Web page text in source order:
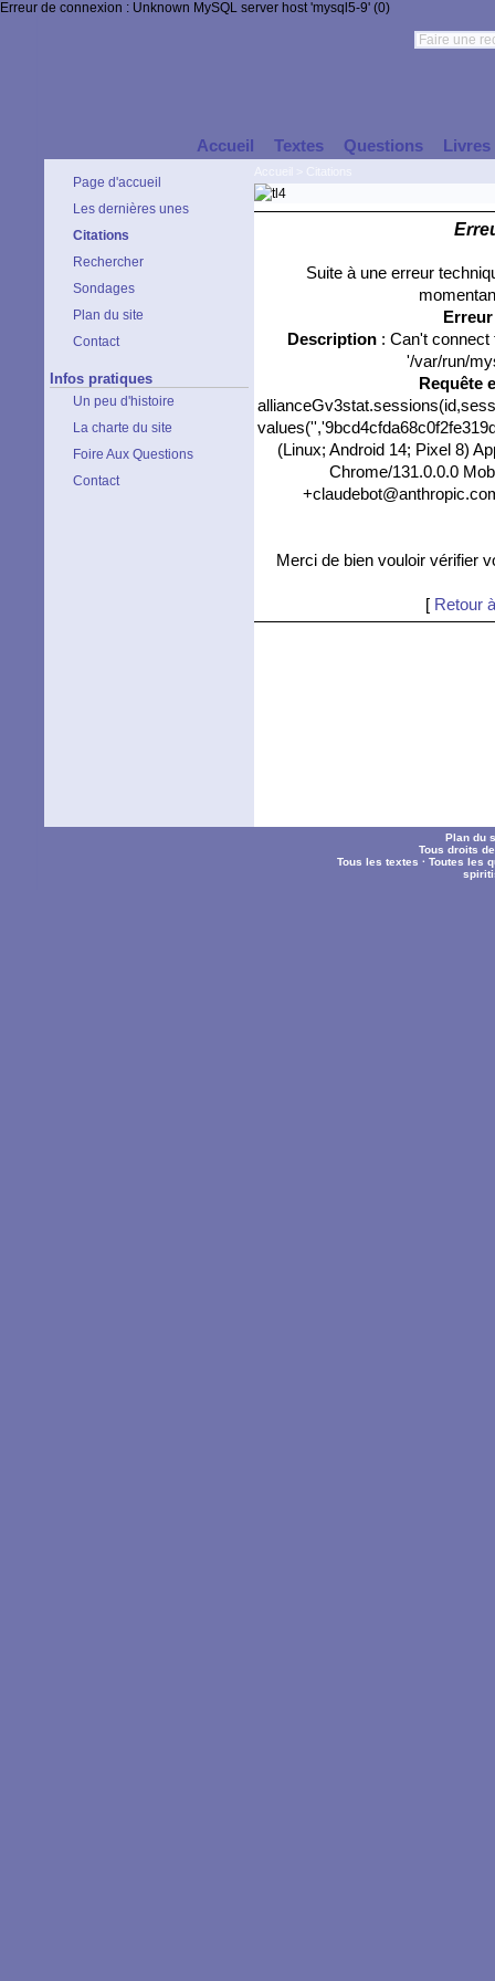
Erreur de connexion : Unknown MySQL server host 'mysql5-9' (0)
Accueil Textes Questions Livres
Page d'accueil
Les dernières unes
Citations
Rechercher
Sondages
Plan du site
Contact
Infos pratiques
Un peu d'histoire
La charte du site
Foire Aux Questions
Contact
Suite à une erreur
Description: Can't connect
'/var/run/
Requête
(Linux; Android 14; Pixel 8)
Chrome/131.0.0.0
Merci de bien vouloir vérifier
[ Retour
Plan du
Tous droits
Tous les textes ·Toutes les